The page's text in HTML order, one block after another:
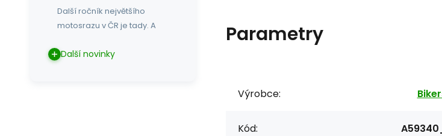
Parametry
Výrobce:
Kód:
Další ročník největšího
motosrazu v ČR je tady. A
Další novinky